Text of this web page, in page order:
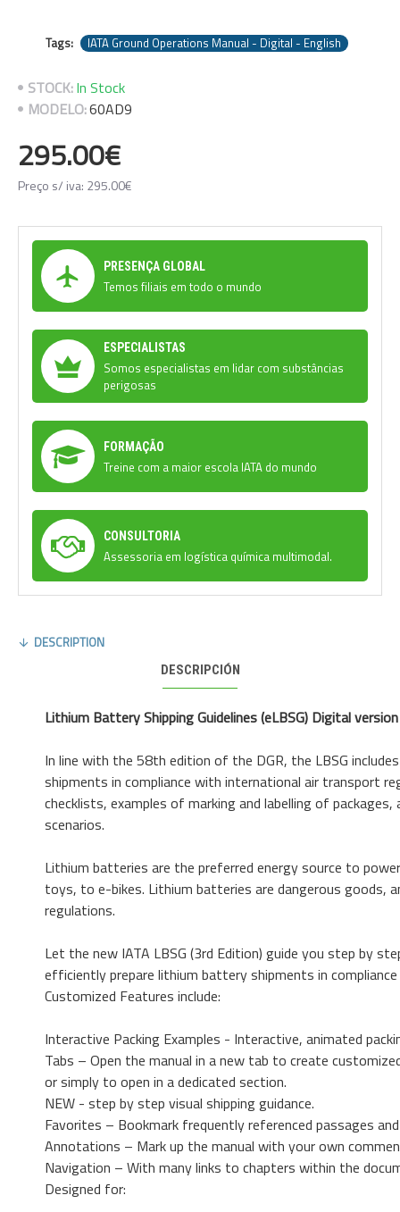
Tags: IATA Ground Operations Manual - Digital - English
STOCK:In Stock
MODELO:60AD9
295.00€
Preço s/ iva: 295.00€
PRESENÇA GLOBAL
Temos filiais em todo o mundo
ESPECIALISTAS
Somos especialistas em lidar com substâncias
perigosas
FORMAÇÃO
Treine com a maior escola IATA do mundo
CONSULTORIA
Assessoria em logística química multimodal.
DESCRIPTION
DESCRIPCIÓN
Lithium Battery Shipping Guidelines (eLBSG) Digital
In line with the 58th edition of the DGR, the LBSG
shipments in compliance with international air transport
checklists, examples of marking and labelling of
scenarios.
Lithium batteries are the preferred energy source to
toys, to e-bikes. Lithium batteries are dangerous goods,
regulations.
Let the new IATA LBSG (3rd Edition) guide you step by
efficiently prepare lithium battery shipments in
Customized Features include:
Interactive Packing Examples - Interactive, animated
Tabs – Open the manual in a new tab to create
or simply to open in a dedicated section.
NEW - step by step visual shipping guidance.
Favorites – Bookmark frequently referenced passages
Annotations – Mark up the manual with your own
Navigation – With many links to chapters within the
Designed for: